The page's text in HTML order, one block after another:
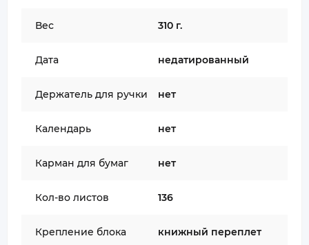
Вес 310 г.
Дата недатированный
Держатель для ручки нет
Календарь нет
Карман для бумаг нет
Кол-во листов 136
Крепление блока книжный переплет